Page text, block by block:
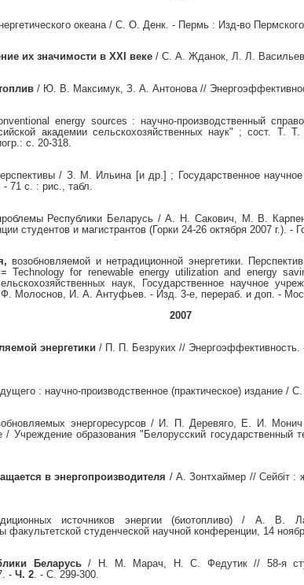
океана / С. О. Денк. - Пермь : Изд-во Пермского
их значимости в XXI веке/ С. А. Жданок, Л. Л. Васильев
/ Ю. В. Максимук, З. А. Антонова //
energy sources : научно-производственный
академии сельскохозяйственных наук" ; сост.
с. 20-318.
/ З. М. Ильина [и др.] ; Государственное
71 с. : рис., табл.
проблемы Республики Беларусь / А. Н. Сакович, М. В.
студентов и магистрантов (Горки 24-26 октября 2007 г.). -
возобновляемой и нетрадиционной энергетики.
Technology for renewable energy utilization and energy
наук, Государственное научное
Ф. Молоснов, И. А. Антуфьев. - Изд. 3-е, перераб. и доп. -
2007
энергетики / П. П. Безруких // Энергоэффективность.
: научно-производственное (практическое) издание
энергоресурсов / И. П. Деревяго, Е. И. Монич
Учреждение образования "Белорусский государственный
в энергопроизводителя / А. Зонтхаймер // Сейбiт :
источников энергии (биотопливо) / А. В.
факультетской студенческой научной конференции, 14
Беларусь/ Н. М. Марач, Н. С. Федутик // 58-я
- Ч. 2. - С. 299-300.